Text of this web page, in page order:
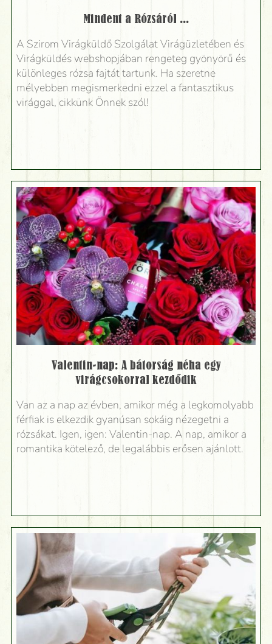
Mindent a Rózsáról ...
A Szirom Virágküldő Szolgálat Virágüzletében és
Virágküldés webshopjában rengeteg gyönyörű és
különleges rózsa fajtát tartunk. Ha szeretne
mélyebben megismerkedni ezzel a fantasztikus
virággal, cikkünk Önnek szól!
Valentin-nap: A bátorság néha egy
virágcsokorral kezdődik
Van az a nap az évben, amikor még a legkomolyabb
férfiak is elkezdik gyanúsan sokáig nézegetni a
rózsákat. Igen, igen: Valentin-nap. A nap, amikor a
romantika kötelező, de legalábbis erősen ajánlott.